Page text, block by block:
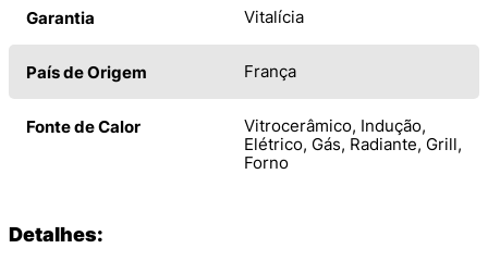
Garantia Vitalícia
País de Origem França
Fonte de Calor
Vitrocerâmico, Indução,
Elétrico, Gás, Radiante, Grill,
Forno
Detalhes: